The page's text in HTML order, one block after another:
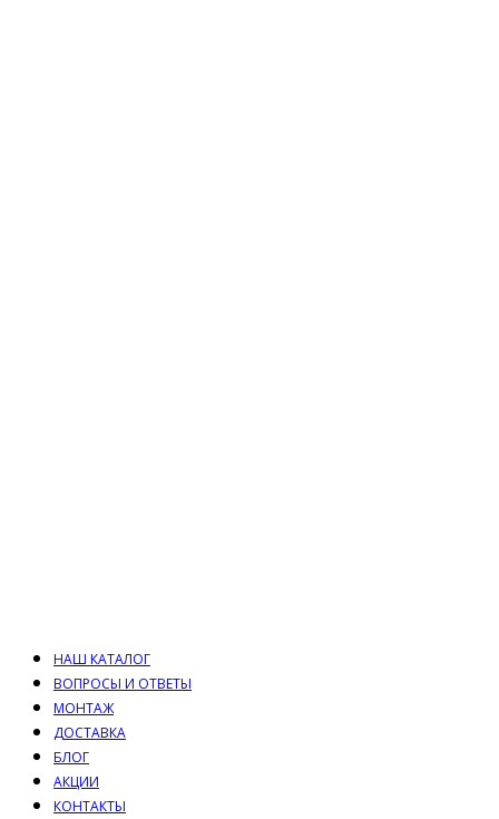
НАШ КАТАЛОГ
ВОПРОСЫ И ОТВЕТЫ
МОНТАЖ
ДОСТАВКА
БЛОГ
АКЦИИ
КОНТАКТЫ